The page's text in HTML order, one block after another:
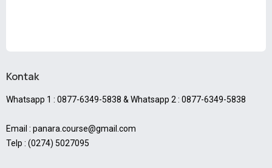
Kontak
Whatsapp 1 : 0877-6349-5838 & Whatsapp 2 : 0877-6349-5838
Email : panara.course@gmail.com
Telp : (0274) 5027095